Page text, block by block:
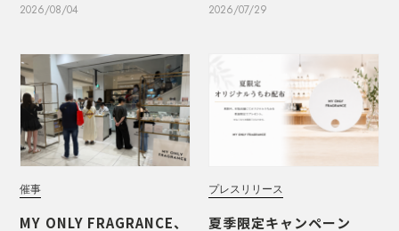
2026/08/04 2026/07/29
催事
MY ONLY FRAGRANCE、
プレスリリース
夏季限定キャンペーン